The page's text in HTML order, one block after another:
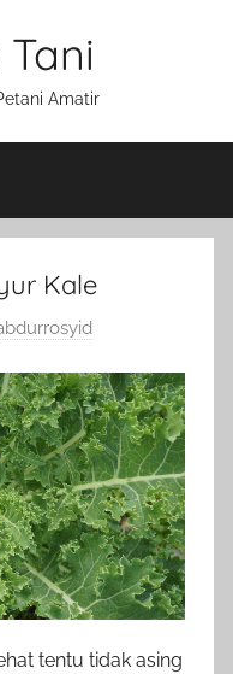
Amatir
Kale
tentu tidak asing